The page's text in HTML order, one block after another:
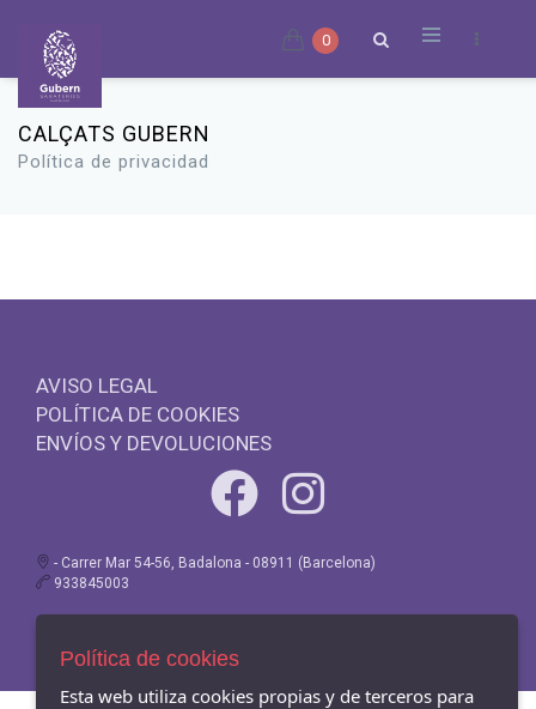
0
CALÇATS GUBERN
Política de privacidad
AVISO LEGAL
POLÍTICA DE COOKIES
ENVÍOS Y DEVOLUCIONES
- Carrer Mar 54-56, Badalona - 08911 (Barcelona)
933845003
Política de cookies
Esta web utiliza cookies propias y de terceros para